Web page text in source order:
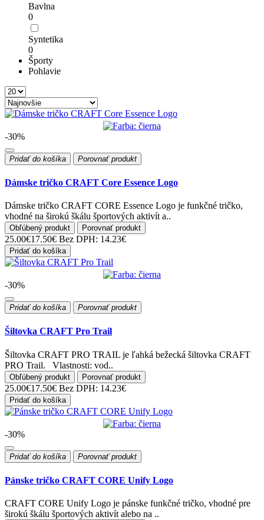
Bavlna
0
Syntetika
0
Športy
Pohlavie
-30%
Pridať do košíka Porovnať produkt
Dámske tričko CRAFT Core Essence Logo
Dámske tričko CRAFT CORE Essence Logo je funkčné tričko,
vhodné na širokú škálu športových aktivít a..
Obľúbený produkt Porovnať produkt
25.00€17.50€ Bez DPH: 14.23€
Pridať do košíka
-30%
Pridať do košíka Porovnať produkt
Šiltovka CRAFT Pro Trail
Šiltovka CRAFT PRO TRAIL je ľahká bežecká šiltovka CRAFT
PRO Trail. Vlastnosti: vod..
Obľúbený produkt Porovnať produkt
25.00€17.50€ Bez DPH: 14.23€
Pridať do košíka
-30%
Pridať do košíka Porovnať produkt
Pánske tričko CRAFT CORE Unify Logo
CRAFT CORE Unify Logo je pánske funkčné tričko, vhodné pre
širokú škálu športových aktivít alebo na ..